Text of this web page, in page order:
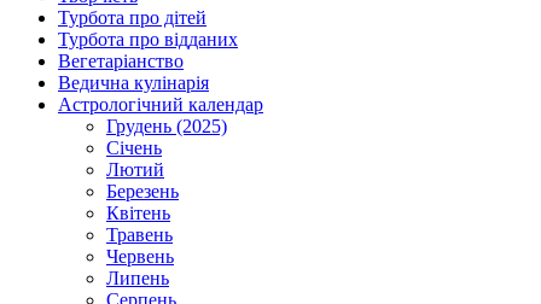
Турбота про дітей
Турбота про відданих
Вегетаріанство
Ведична кулінарія
Астрологічний календар
Грудень (2025)
Січень
Лютий
Березень
Квітень
Травень
Червень
Липень